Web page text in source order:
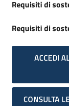
Requisiti di
Requisiti di
ACCEDI
CONSULTA